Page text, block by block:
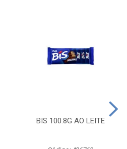
BIS 100.8G AO LEITE